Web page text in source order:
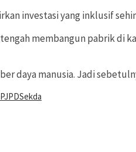
investasi yang inklusif
membangun pabrik di
daya manusia. Jadi
Sekda